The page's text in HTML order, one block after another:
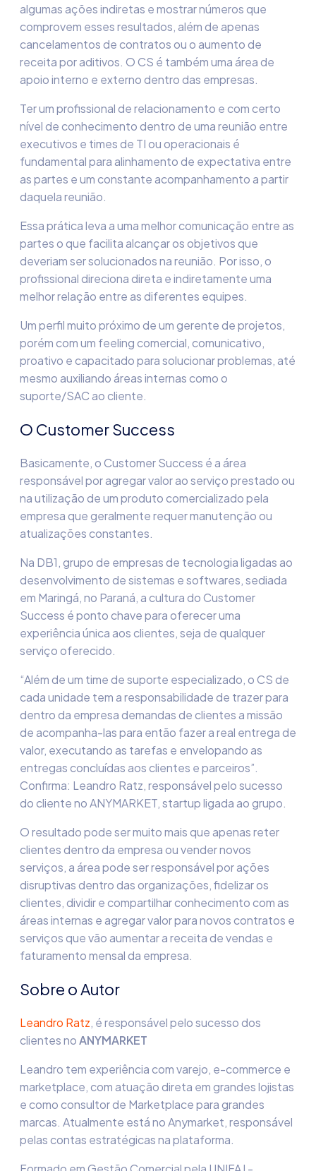
algumas ações indiretas e mostrar números que
comprovem esses resultados, além de apenas
cancelamentos de contratos ou o aumento de
receita por aditivos. O CS é também uma área de
apoio interno e externo dentro das empresas.
Ter um profissional de relacionamento e com certo
nível de conhecimento dentro de uma reunião entre
executivos e times de TI ou operacionais é
fundamental para alinhamento de expectativa entre
as partes e um constante acompanhamento a partir
daquela reunião.
Essa prática leva a uma melhor comunicação entre as
partes o que facilita alcançar os objetivos que
deveriam ser solucionados na reunião. Por isso, o
profissional direciona direta e indiretamente uma
melhor relação entre as diferentes equipes.
Um perfil muito próximo de um gerente de projetos,
porém com um feeling comercial, comunicativo,
proativo e capacitado para solucionar problemas, até
mesmo auxiliando áreas internas como o
suporte/SAC ao cliente.
O Customer Success
Basicamente, o Customer Success é a área
responsável por agregar valor ao serviço prestado ou
na utilização de um produto comercializado pela
empresa que geralmente requer manutenção ou
atualizações constantes.
Na DB1, grupo de empresas de tecnologia ligadas ao
desenvolvimento de sistemas e softwares, sediada
em Maringá, no Paraná, a cultura do Customer
Success é ponto chave para oferecer uma
experiência única aos clientes, seja de qualquer
serviço oferecido.
“Além de um time de suporte especializado, o CS de
cada unidade tem a responsabilidade de trazer para
dentro da empresa demandas de clientes a missão
de acompanha-las para então fazer a real entrega de
valor, executando as tarefas e envelopando as
entregas concluídas aos clientes e parceiros”.
Confirma: Leandro Ratz, responsável pelo sucesso
do cliente no ANYMARKET, startup ligada ao grupo.
O resultado pode ser muito mais que apenas reter
clientes dentro da empresa ou vender novos
serviços, a área pode ser responsável por ações
disruptivas dentro das organizações, fidelizar os
clientes, dividir e compartilhar conhecimento com as
áreas internas e agregar valor para novos contratos e
serviços que vão aumentar a receita de vendas e
faturamento mensal da empresa.
Sobre o Autor
Leandro Ratz, é responsável pelo sucesso dos
clientes noANYMARKET
Leandro tem experiência com varejo, e-commerce e
marketplace, com atuação direta em grandes lojistas
e como consultor de Marketplace para grandes
marcas. Atualmente está no Anymarket, responsável
pelas contas estratégicas na plataforma.